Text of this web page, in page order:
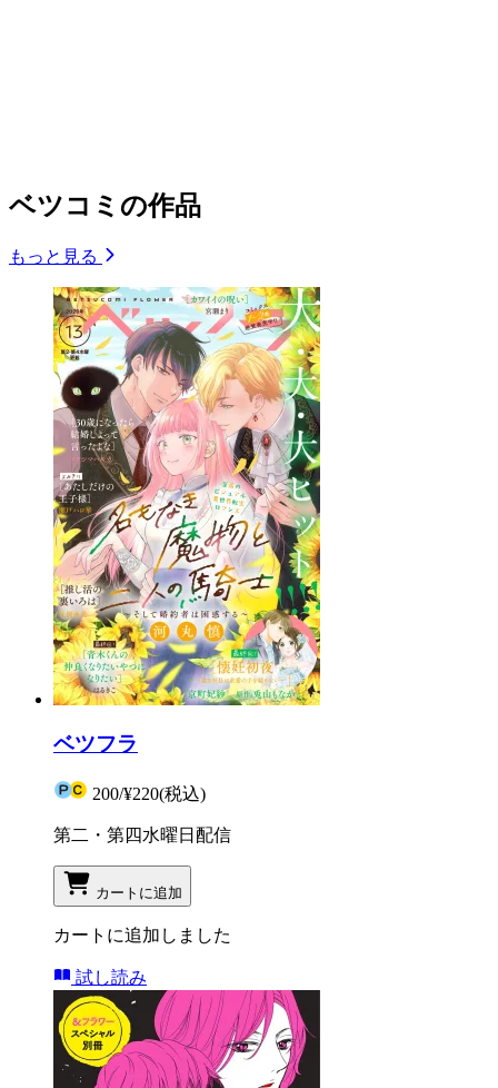
ベツコミの作品
もっと見る
ベツフラ
200/¥220(税込)
第二・第四水曜日配信
カートに追加
カートに追加しました
試し読み